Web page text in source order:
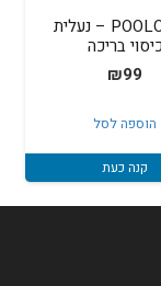
POOLOCKS – נעלית
כיסוי בריכה
₪99
הוספה לסל
קנה כעת